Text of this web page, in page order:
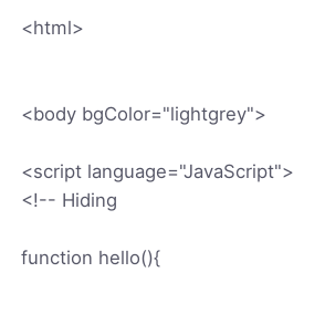
<html>
<body bgColor="lightgrey">
<script language="JavaScript">
<!-- Hiding
function hello(){